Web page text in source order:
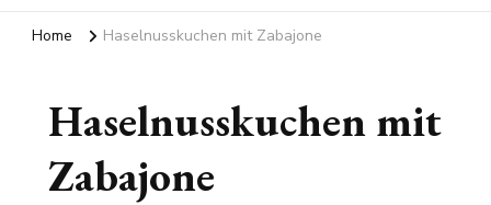
Home Haselnusskuchen mit Zabajone
Haselnusskuchen mit
Zabajone